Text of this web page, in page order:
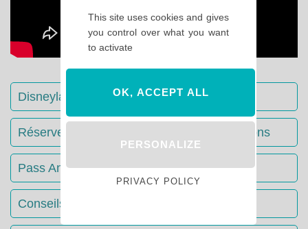
Disneyland Paris : Le guide complet
Réserver votre séjour : toutes les informations
Pass Annuels Disney : informations
Conseils & Astuces Disneyland Paris
This site uses cookies and gives
you control over what you want
to activate
OK, ACCEPT ALL
PERSONALIZE
PRIVACY POLICY